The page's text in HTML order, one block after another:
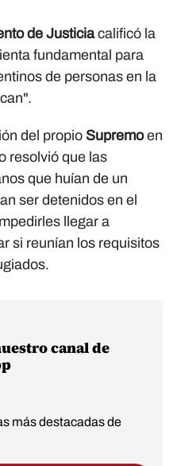
de Justiciacalificó la
fundamental para
de personas en la
del propio Supremoen
resolvió que las
que huían de un
ser detenidos en el
llegar a
si reunían los requisitos
canal de
más destacadas de